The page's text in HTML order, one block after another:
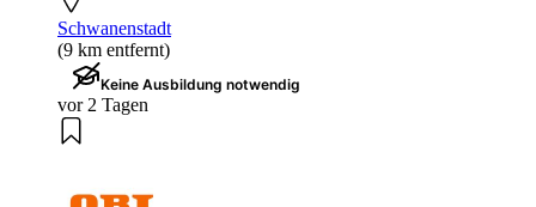
Schwanenstadt
(9 km entfernt)
Keine Ausbildung notwendig
vor 2 Tagen